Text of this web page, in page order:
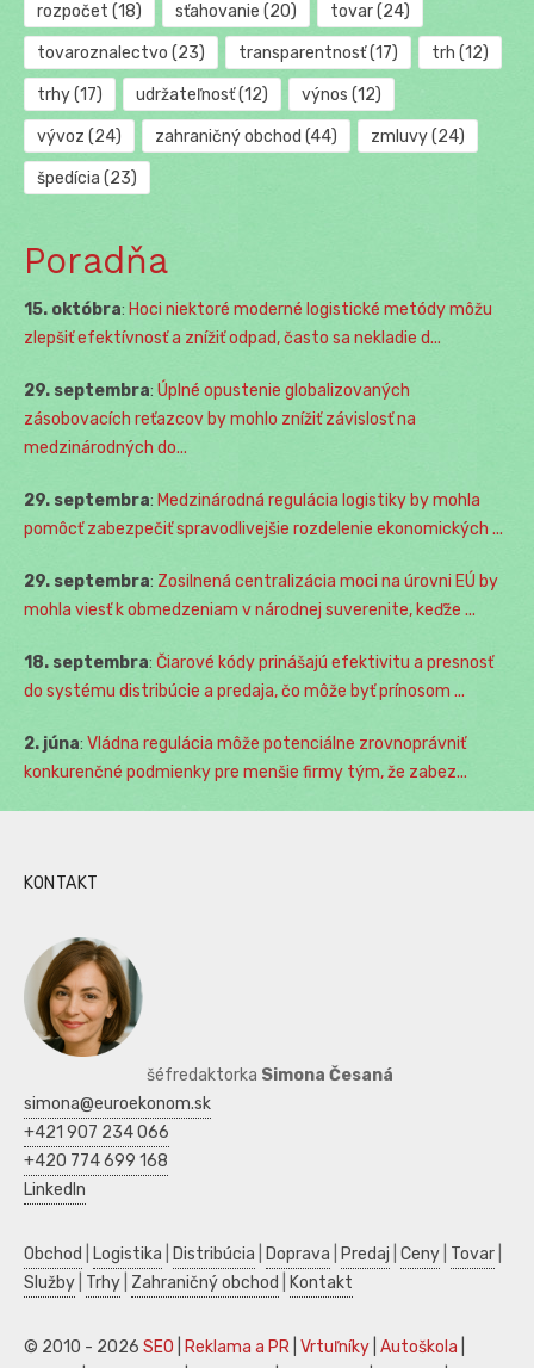
rozpočet (18) sťahovanie (20) tovar(24)
tovaroznalectvo (23) transparentnosť(17) trh (12)
trhy(17) udržateľnosť(12) výnos (12)
vývoz (24) zahraničný obchod (44) zmluvy(24)
špedícia (23)
Poradňa
15. októbra: Hoci niektoré moderné logistické metódy môžu
zlepšiť efektívnosť a znížiť odpad, často sa nekladie d...
29. septembra: Úplné opustenie globalizovaných
zásobovacích reťazcov by mohlo znížiť závislosť na
medzinárodných do...
29. septembra: Medzinárodná regulácia logistiky by mohla
pomôcť zabezpečiť spravodlivejšie rozdelenie ekonomických ...
29. septembra: Zosilnená centralizácia moci na úrovni EÚ by
mohla viesť k obmedzeniam v národnej suverenite, keďže ...
18. septembra: Čiarové kódy prinášajú efektivitu a presnosť
do systému distribúcie a predaja, čo môže byť prínosom ...
2. júna: Vládna regulácia môže potenciálne zrovnoprávniť
konkurenčné podmienky pre menšie firmy tým, že zabez...
KONTAKT
šéfredaktorka Simona Česaná
simona@euroekonom.sk
+421 907 234 066
+420 774 699 168
LinkedIn
Obchod Logistika Distribúcia Doprava Predaj Ceny Tovar
Služby Trhy Zahraničný obchod Kontakt
© 2010 - 2026 SEO Reklama a PR Vrtuľníky Autoškola